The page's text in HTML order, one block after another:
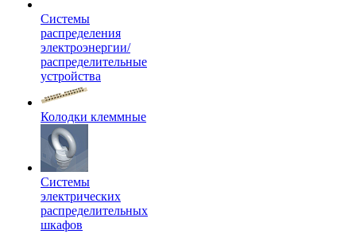
Системы
распределения
электроэнергии/
распределительные
устройства
Колодки клеммные
Системы
электрических
распределительных
шкафов